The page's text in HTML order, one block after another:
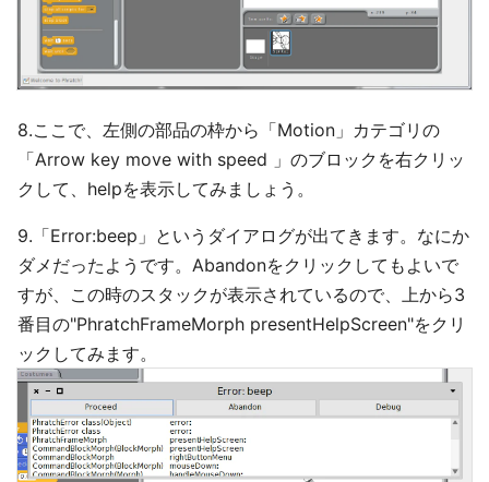
8.ここで、左側の部品の枠から「Motion」カテゴリの
「Arrow key move with speed 」のブロックを右クリッ
クして、helpを表示してみましょう。
9.「Error:beep」というダイアログが出てきます。なにか
ダメだったようです。Abandonをクリックしてもよいで
すが、この時のスタックが表示されているので、上から3
番目の"PhratchFrameMorph presentHelpScreen"をクリ
ックしてみます。